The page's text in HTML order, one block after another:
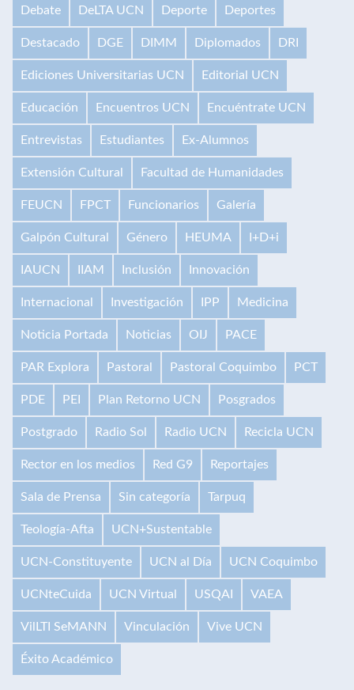
Debate DeLTA UCN Deporte Deportes
Destacado DGE DIMM Diplomados DRI
Ediciones Universitarias UCN Editorial UCN
Educación Encuentros UCN Encuéntrate UCN
Entrevistas Estudiantes Ex-Alumnos
Extensión Cultural Facultad de Humanidades
FEUCN FPCT Funcionarios Galería
Galpón Cultural Género HEUMA I+D+i
IAUCN IIAM Inclusión Innovación
Internacional Investigación IPP Medicina
Noticia Portada Noticias OIJ PACE
PAR Explora Pastoral Pastoral Coquimbo PCT
PDE PEI Plan Retorno UCN Posgrados
Postgrado Radio Sol Radio UCN Recicla UCN
Rector en los medios Red G9 Reportajes
Sala de Prensa Sin categoría Tarpuq
Teología-Afta UCN+Sustentable
UCN-Constituyente UCN al Día UCN Coquimbo
UCNteCuida UCN Virtual USQAI VAEA
VilLTI SeMANN Vinculación Vive UCN
Éxito Académico